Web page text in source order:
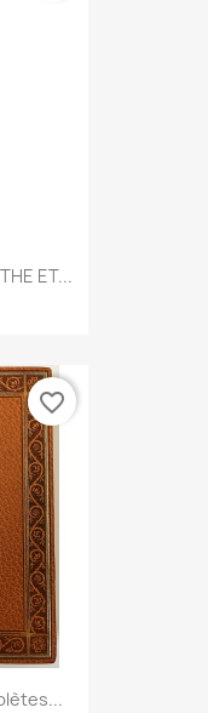
ET...
favorite_border